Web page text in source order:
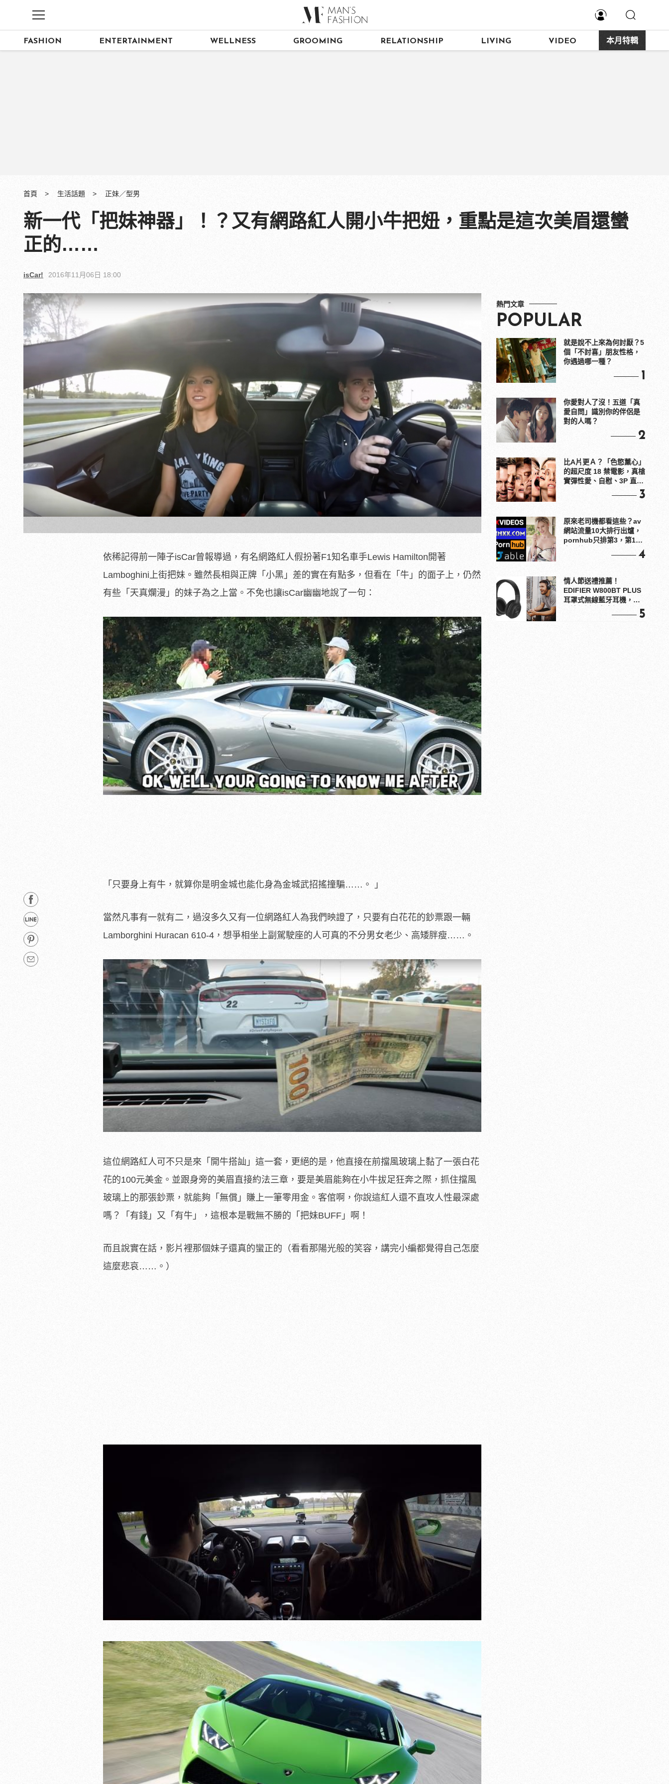
FASHION ENTERTAINMENT WELLNESS GROOMING RELATIONSHIP LIVING VIDEO 本月特輯
首頁 生活話題 正妹／型男
新一代「把妹神器」！？又有網路紅人開小牛把妞，重點是這次美眉還蠻
正的……
isCar! 2016年11月06日 18:00
依稀記得前一陣子isCar曾報導過，有名網路紅人假扮著F1知名車手Lewis Hamilton開著
Lamboghini上街把妹。雖然長相與正牌「小黑」差的實在有點多，但看在「牛」的面子上，仍然
有些「天真爛漫」的妹子為之上當。不免也讓isCar幽幽地說了一句：
「只要身上有牛，就算你是明金城也能化身為金城武招搖撞騙……。 」
當然凡事有一就有二，過沒多久又有一位網路紅人為我們映證了，只要有白花花的鈔票跟一輛
Lamborghini Huracan 610-4，想爭相坐上副駕駛座的人可真的不分男女老少、高矮胖瘦……。
這位網路紅人可不只是來「開牛搭訕」這一套，更絕的是，他直接在前擋風玻璃上黏了一張白花
花的100元美金。並跟身旁的美眉直接約法三章，要是美眉能夠在小牛拔足狂奔之際，抓住擋風
玻璃上的那張鈔票，就能夠「無償」賺上一筆零用金。客倌啊，你說這紅人還不直攻人性最深處
嗎？「有錢」又「有牛」，這根本是戰無不勝的「把妹BUFF」啊！
而且說實在話，影片裡那個妹子還真的蠻正的（看看那陽光般的笑容，講完小編都覺得自己怎麼
這麼悲哀……。）
熱門文章
POPULAR
就是說不上來為何討厭？5
個「不討喜」朋友性格，
你遇過哪一種？
1
你愛對人了沒！五道「真
愛自問」識別你的伴侶是
對的人嗎？
2
比A片更Ａ？「色慾薰心」
的超尺度 18 禁電影，真槍
實彈性愛、自慰、3P 直接
3
原來老司機都看這些？av
網站流量10大排行出爐，
pornhub只排第3，第1名
4
情人節送禮推薦！
EDIFIER W800BT PLUS
耳罩式無線藍牙耳機，在
5